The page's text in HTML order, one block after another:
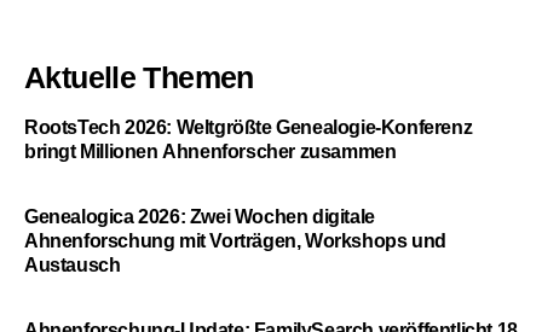
Aktuelle Themen
RootsTech 2026: Weltgrößte Genealogie-Konferenz
bringt Millionen Ahnenforscher zusammen
Genealogica 2026: Zwei Wochen digitale
Ahnenforschung mit Vorträgen, Workshops und
Austausch